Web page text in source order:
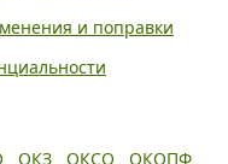
и поправки
ОКЗ ОКСО ОКОПФ